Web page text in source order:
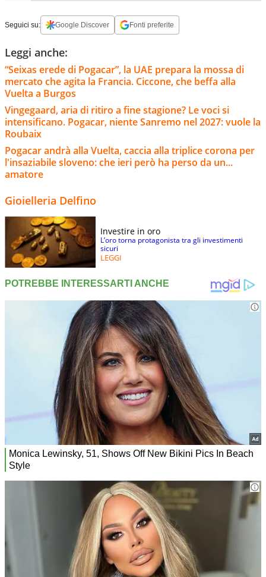
Seguici su: Google Discover Fonti preferite
Leggi anche:
“Seixas erede di Pogacar”, la UAE prepara la mossa di
mercato che agita la Francia. Ciccone, che beffa alla
Vuelta a Burgos
Vingegaard, aria di ritiro a fine stagione? Le voci si
intensificano. Pogacar, niente Sanremo nel 2027: vuole la
Roubaix
Pogacar andrà alla Vuelta, caccia alla triplice corona per
l'insaziabile sloveno: che ieri però ha perso da un...
amatore
Gioielleria Delfino
Investire in oro
L’oro torna protagonista tra gli investimenti
sicuri
LEGGI